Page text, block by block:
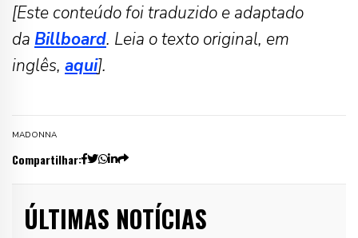
[Este conteúdo foi traduzido e adaptado
da Billboard. Leia o texto original, em
inglês, aqui].
MADONNA
Compartilhar:
ÚLTIMAS NOTÍCIAS